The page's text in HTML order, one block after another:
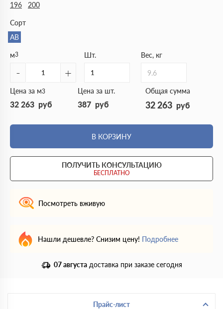
196
200
Сорт
АВ
м3
- +
Шт. Вес, кг
9.6
Цена за м3
32 263 руб
Цена за шт.
387 руб
Общая сумма
32 263 руб
В КОРЗИНУ
ПОЛУЧИТЬ КОНСУЛЬТАЦИЮ
БЕСПЛАТНО
Посмотреть вживую
Нашли дешевле? Снизим цену! Подробнее
07 августа доставка при заказе сегодня
Прайс-лист